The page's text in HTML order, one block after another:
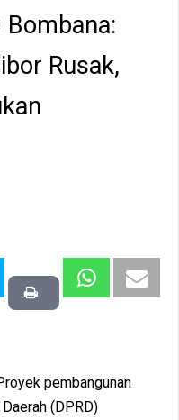
Bombana:
Rusak,
pembangunan
(DPRD)